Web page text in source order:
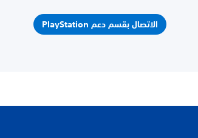
الاتصال بقسم دعم PlayStation